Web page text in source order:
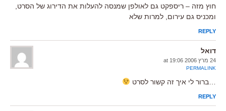
חוץ מזה – ריספקט גם לאולפן שמנסה להעלות את הדירוג של הסרט,
ומכניס גם עירום, למרות שלא
REPLY
דואל
24 מרץ 2006 at 19:06
PERMALINK
…ברור לי איך זה קשור לסרט
REPLY